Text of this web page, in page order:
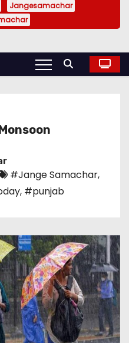
Jangesamachar
Monsoon
#Jange Samachar,
, #punjab